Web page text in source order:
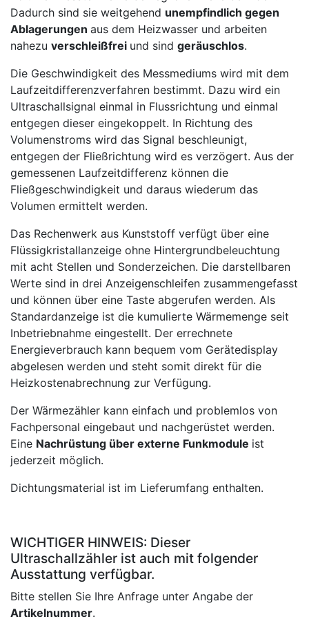
Dadurch sind sie weitgehend unempfindlich gegen
Ablagerungen aus dem Heizwasser und arbeiten
nahezu verschleißfrei und sind geräuschlos.
Die Geschwindigkeit des Messmediums wird mit dem
Laufzeitdifferenzverfahren bestimmt. Dazu wird ein
Ultraschallsignal einmal in Flussrichtung und einmal
entgegen dieser eingekoppelt. In Richtung des
Volumenstroms wird das Signal beschleunigt,
entgegen der Fließrichtung wird es verzögert. Aus der
gemessenen Laufzeitdifferenz können die
Fließgeschwindigkeit und daraus wiederum das
Volumen ermittelt werden.
Das Rechenwerk aus Kunststoff verfügt über eine
Flüssigkristallanzeige ohne Hintergrundbeleuchtung
mit acht Stellen und Sonderzeichen. Die darstellbaren
Werte sind in drei Anzeigenschleifen zusammengefasst
und können über eine Taste abgerufen werden. Als
Standardanzeige ist die kumulierte Wärmemenge seit
Inbetriebnahme eingestellt. Der errechnete
Energieverbrauch kann bequem vom Gerätedisplay
abgelesen werden und steht somit direkt für die
Heizkostenabrechnung zur Verfügung.
Der Wärmezähler kann einfach und problemlos von
Fachpersonal eingebaut und nachgerüstet werden.
Eine Nachrüstung über externe Funkmodule ist
jederzeit möglich.
Dichtungsmaterial ist im Lieferumfang enthalten.
WICHTIGER HINWEIS: Dieser
Ultraschallzähler ist auch mit folgender
Ausstattung verfügbar.
Bitte stellen Sie Ihre Anfrage unter Angabe der
Artikelnummer.